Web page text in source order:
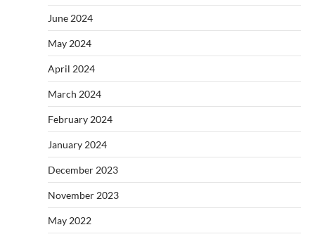
June 2024
May 2024
April 2024
March 2024
February 2024
January 2024
December 2023
November 2023
May 2022